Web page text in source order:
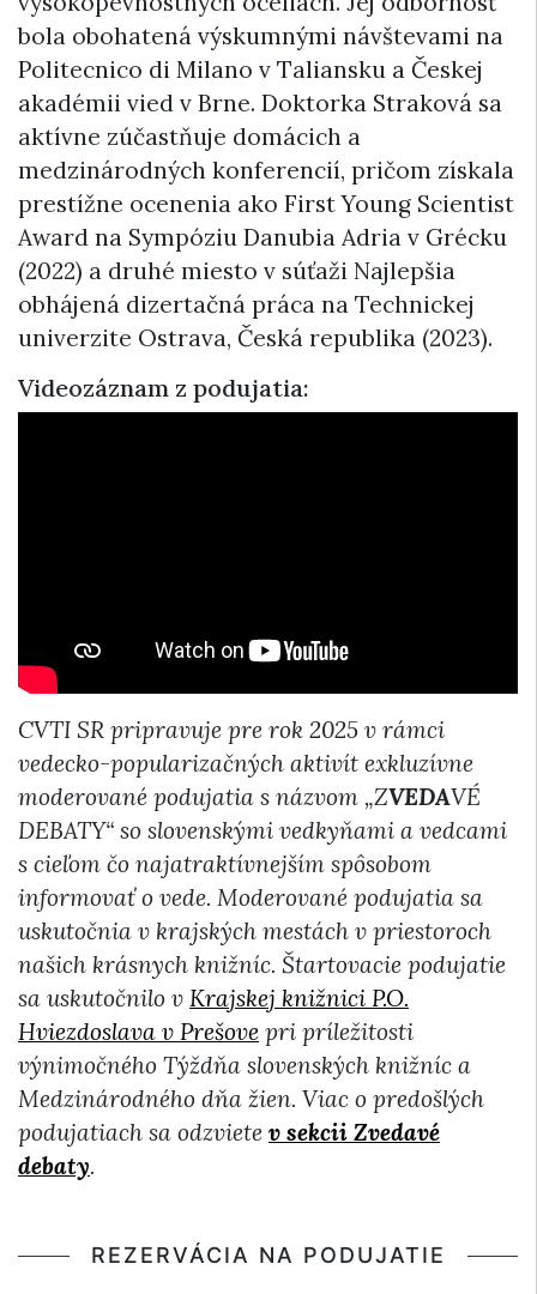
bola obohatená výskumnými návštevami na
Politecnico di Milano v Taliansku a Českej
akadémii vied v Brne. Doktorka Straková sa
aktívne zúčastňuje domácich a
medzinárodných konferencií, pričom získala
prestížne ocenenia ako First Young Scientist
Award na Sympóziu Danubia Adria v Grécku
(2022) a druhé miesto v súťaži Najlepšia
obhájená dizertačná práca na Technickej
univerzite Ostrava, Česká republika (2023).
Videozáznam z podujatia:
CVTI SR pripravuje pre rok 2025 v rámci
vedecko-popularizačných aktivít exkluzívne
moderované podujatia s názvom „ZVEDAVÉ
DEBATY“ so slovenskými vedkyňami a vedcami
s cieľom čo najatraktívnejším spôsobom
informovať o vede. Moderované podujatia sa
uskutočnia v krajských mestách v priestoroch
našich krásnych knižníc. Štartovacie podujatie
sa uskutočnilo v Krajskej knižnici P.O.
Hviezdoslava v Prešove pri príležitosti
výnimočného Týždňa slovenských knižníc a
Medzinárodného dňa žien. Viac o predošlých
podujatiach sa odzviete v sekcii Zvedavé
debaty.
REZERVÁCIA NA PODUJATIE